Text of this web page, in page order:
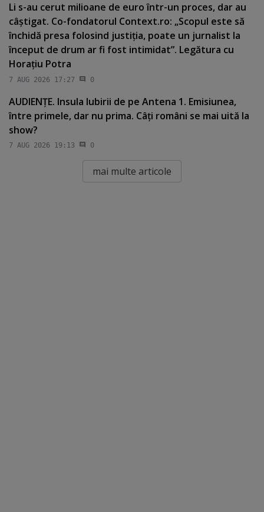
Li s-au cerut milioane de euro într-un proces, dar au
câştigat. Co-fondatorul Context.ro: „Scopul este să
închidă presa folosind justiţia, poate un jurnalist la
început de drum ar fi fost intimidat”. Legătura cu
Horaţiu Potra
7 AUG 2026 17:27 0
AUDIENŢE. Insula Iubirii de pe Antena 1. Emisiunea,
între primele, dar nu prima. Câţi români se mai uită la
show?
7 AUG 2026 19:13 0
mai multe articole